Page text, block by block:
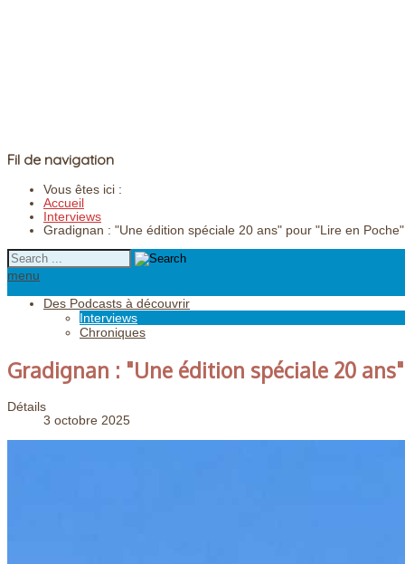
Fil de navigation
Vous êtes ici :
Accueil
Interviews
Gradignan : "Une édition spéciale 20 ans" pour "Lire en Poche"
menu
Des Podcasts à découvrir
Interviews
Chroniques
Gradignan : "Une édition spéciale 20
Détails
3 octobre 2025